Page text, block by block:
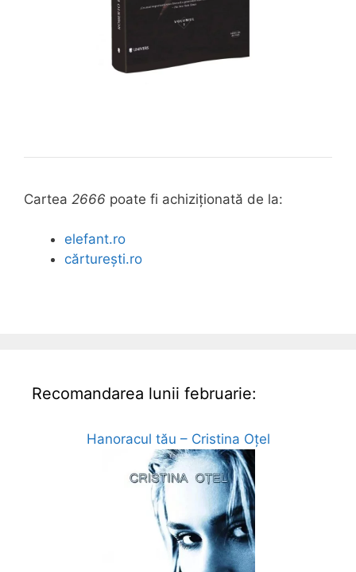
Cartea 2666 poate fi achiziționată de la:
elefant.ro
cărturești.ro
Recomandarea lunii februarie:
Hanoracul tău – Cristina Oțel